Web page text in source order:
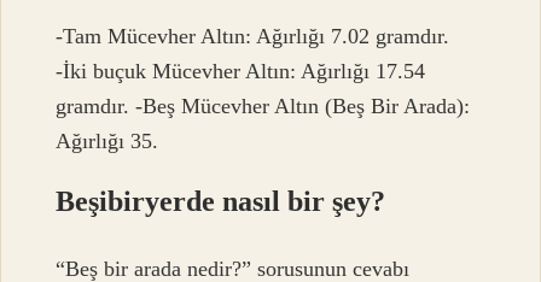
-Tam Mücevher Altın: Ağırlığı 7.02 gramdır.
-İki buçuk Mücevher Altın: Ağırlığı 17.54
gramdır. -Beş Mücevher Altın (Beş Bir Arada):
Ağırlığı 35.
Beşibiryerde nasıl bir şey?
“Beş bir arada nedir?” sorusunun cevabı